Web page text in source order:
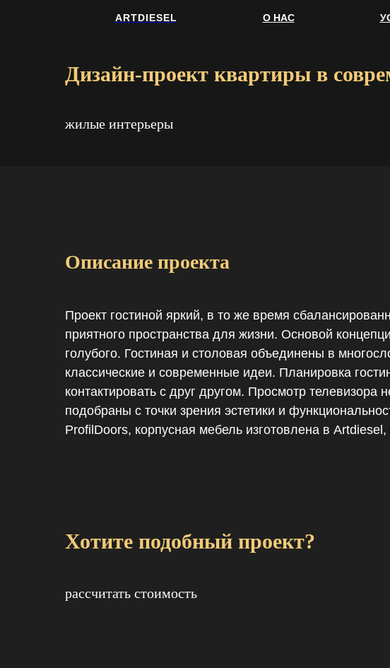
ARTDIESEL О НАС
Дизайн-проект квартиры в
жилые интерьеры
Описание проекта
Проект гостиной яркий, в то же время
приятного пространства для жизни. Основой
голубого. Гостиная и столовая объединены в
классические и современные идеи. Планировка
контактировать с друг другом. Просмотр
подобраны с точки зрения эстетики и
ProfilDoors, корпусная мебель изготовлена в
Хотите подобный проект?
рассчитать стоимость